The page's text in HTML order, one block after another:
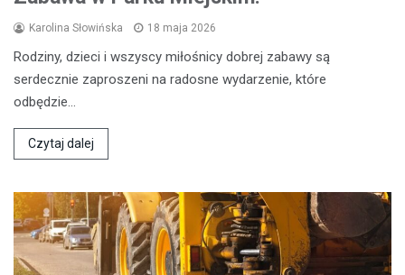
Karolina Słowińska 18 maja 2026
Rodziny, dzieci i wszyscy miłośnicy dobrej zabawy są
serdecznie zaproszeni na radosne wydarzenie, które
odbędzie…
Czytaj dalej